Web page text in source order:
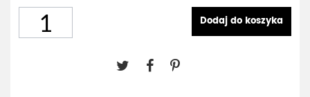
Dodaj do koszyka